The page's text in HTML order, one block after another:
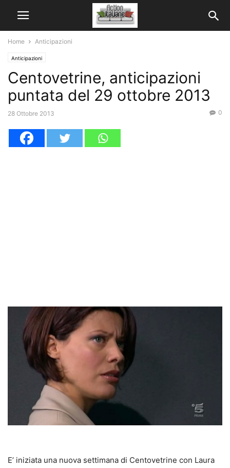
Home Anticipazioni
Anticipazioni
Centovetrine, anticipazioni
puntata del 29 ottobre 2013
28 Ottobre 2013 0
E’ iniziata una nuova settimana di Centovetrine con Laura